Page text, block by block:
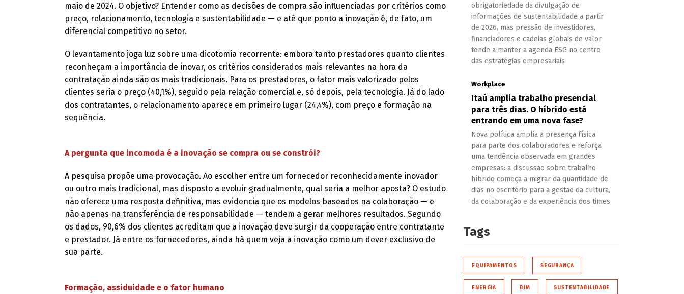
maio de 2024. O objetivo? Entender como as decisões de compra são influenciadas por critérios como
preço, relacionamento, tecnologia e sustentabilidade — e até que ponto a inovação é, de fato, um
diferencial competitivo no setor.
O levantamento joga luz sobre uma dicotomia recorrente: embora tanto prestadores quanto clientes
reconheçam a importância de inovar, os critérios considerados mais relevantes na hora da
contratação ainda são os mais tradicionais. Para os prestadores, o fator mais valorizado pelos
clientes seria o preço (40,1%), seguido pela relação comercial e, só depois, pela tecnologia. Já do lado
dos contratantes, o relacionamento aparece em primeiro lugar (24,4%), com preço e formação na
sequência.
A pergunta que incomoda é a inovação se compra ou se constrói?
A pesquisa propõe uma provocação. Ao escolher entre um fornecedor reconhecidamente inovador
ou outro mais tradicional, mas disposto a evoluir gradualmente, qual seria a melhor aposta? O estudo
não oferece uma resposta definitiva, mas evidencia que os modelos baseados na colaboração — e
não apenas na transferência de responsabilidade — tendem a gerar melhores resultados. Segundo
os dados, 90,6% dos clientes acreditam que a inovação deve surgir da cooperação entre contratante
e prestador. Já entre os fornecedores, ainda há quem veja a inovação como um dever exclusivo de
sua parte.
Formação, assiduidade e o fator humano
obrigatoriedade da divulgação de
informações de sustentabilidade a partir
de 2026, mas pressão de investidores,
financiadores e cadeias globais de valor
tende a manter a agenda ESG no centro
das estratégias empresariais
Workplace
Itaú amplia trabalho presencial
para três dias. O híbrido está
entrando em uma nova fase?
Nova política amplia a presença física
para parte dos colaboradores e reforça
uma tendência observada em grandes
empresas: a discussão sobre trabalho
híbrido começa a migrar da quantidade de
dias no escritório para a gestão da cultura,
da colaboração e da experiência dos times
Tags
EQUIPAMENTOS SEGURANÇA
ENERGIA BIM SUSTENTABILIDADE